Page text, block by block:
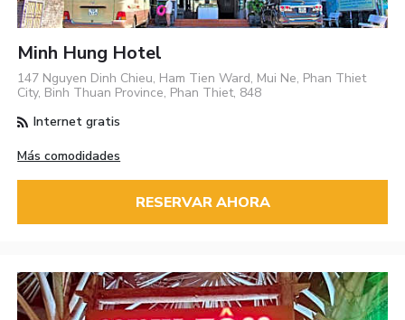
Minh Hung Hotel
147 Nguyen Dinh Chieu, Ham Tien Ward, Mui Ne, Phan Thiet
City, Binh Thuan Province, Phan Thiet, 848
Internet gratis
Más comodidades
RESERVAR AHORA